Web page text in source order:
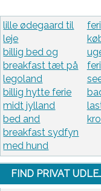
lille ødegaard til
leje
billig bed og
breakfast tæt på
legoland
billig hytte ferie
midt jylland
bed and
breakfast sydfyn
med hund
FIND PRIVAT